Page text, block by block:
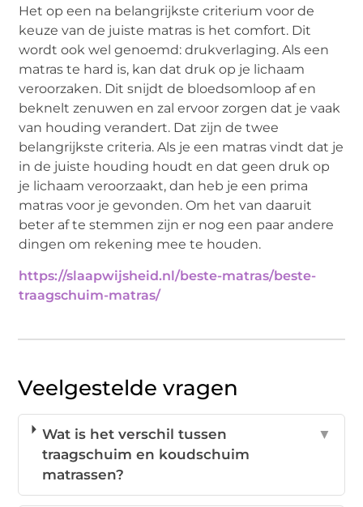
Het op een na belangrijkste criterium voor de
keuze van de juiste matras is het comfort. Dit
wordt ook wel genoemd: drukverlaging. Als een
matras te hard is, kan dat druk op je lichaam
veroorzaken. Dit snijdt de bloedsomloop af en
beknelt zenuwen en zal ervoor zorgen dat je vaak
van houding verandert. Dat zijn de twee
belangrijkste criteria. Als je een matras vindt dat je
in de juiste houding houdt en dat geen druk op
je lichaam veroorzaakt, dan heb je een prima
matras voor je gevonden. Om het van daaruit
beter af te stemmen zijn er nog een paar andere
dingen om rekening mee te houden.
https://slaapwijsheid.nl/beste-matras/beste-
traagschuim-matras/
Veelgestelde vragen
Wat is het verschil tussen
traagschuim en koudschuim
matrassen?
▼